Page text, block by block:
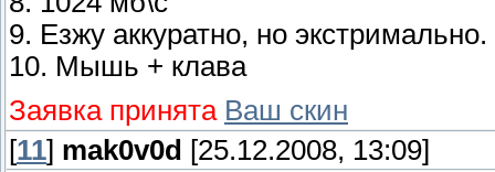
9. Езжу аккуратно, но экстримально.
10. Мышь + клава
Заявка принята Ваш скин
[11] mak0v0d [25.12.2008, 13:09]